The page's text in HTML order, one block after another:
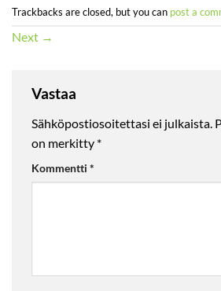
Trackbacks are closed, but you can post a
Next →
Vastaa
Sähköpostiosoitettasi ei julkaista.
on merkitty *
Kommentti *